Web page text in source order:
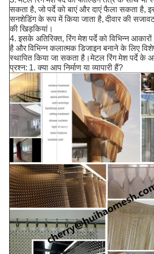
सकता है, जोपर्दे को बाएं और दाएं फैला सकता है,
सनशेडिंग के रूप में किया जाता है, दीवार की
की खिड़कियां।
4. इसके अतिरिक्त, रिंग मेश पर्दे को विभिन्न
है औरविभिन्न कलात्मक डिजाइन बनाने के लिए
स्थापित किया जा सकता है।मेटल रिंग मेश पर्दे के
प्रश्न: 1. क्या आप निर्माण या व्यापारी हैं?